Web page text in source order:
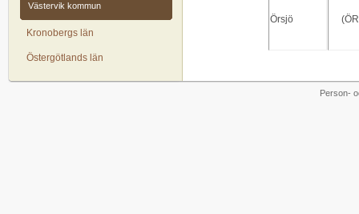
Västervik kommun
Kronobergs län
Östergötlands län
Örsjö
Person-